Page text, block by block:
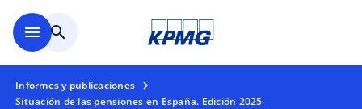
menu search
Informes y publicaciones
Situación de las pensiones en España. Edición 2025